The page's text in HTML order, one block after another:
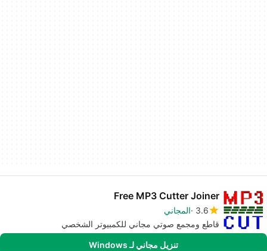
Free MP3 Cutter Joiner
3.6 المجاني
قاطع ومجمع صوتي مجاني للكمبيوتر الشخصي
تنزيل مجاني لـ Windows